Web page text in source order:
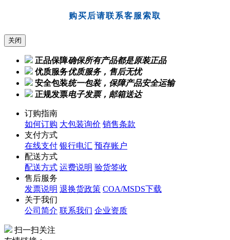
购买后请联系客服索取
关闭
正品保障确保所有产品都是原装正品
优质服务优质服务，售后无忧
安全包装统一包装，保障产品安全运输
正规发票电子发票，邮箱送达
订购指南
如何订购 大包装询价 销售条款
支付方式
在线支付 银行电汇 预存账户
配送方式
配送方式 运费说明 验货签收
售后服务
发票说明 退换货政策 COA/MSDS下载
关于我们
公司简介 联系我们 企业资质
扫一扫关注